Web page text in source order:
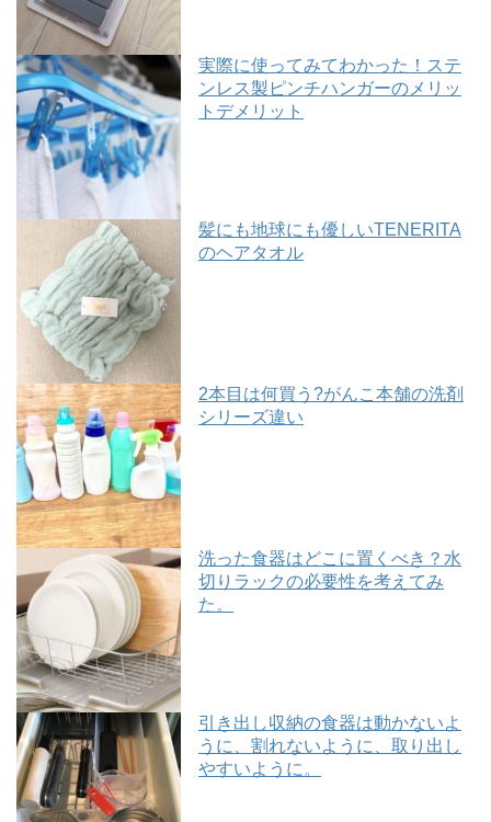
実際に使ってみてわかった！ステ
ンレス製ピンチハンガーのメリッ
トデメリット
髪にも地球にも優しいTENERITA
のヘアタオル
2本目は何買う?がんこ本舗の洗剤
シリーズ違い
洗った食器はどこに置くべき？水
切りラックの必要性を考えてみ
た。
引き出し収納の食器は動かないよ
うに、割れないように、取り出し
やすいように。